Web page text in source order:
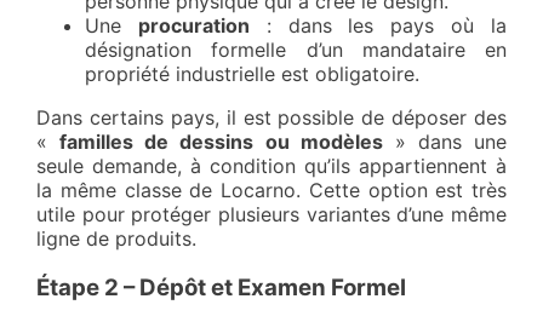
Une procuration : dans les pays où la
désignation formelle d’un mandataire en
propriété industrielle est obligatoire.
Dans certains pays, il est possible de déposer des
«familles de dessins ou modèles» dans une
seule demande, à condition qu’ils appartiennent à
la même classe de Locarno. Cette option est très
utile pour protéger plusieurs variantes d’une même
ligne de produits.
Étape 2 – Dépôt et Examen Formel